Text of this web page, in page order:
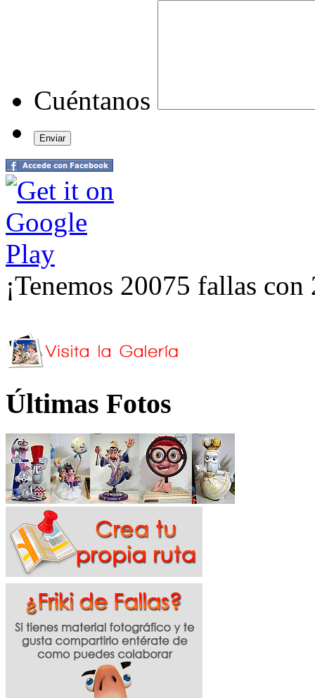
Cuéntanos
¡Tenemos 20075 fallas
Últimas Fotos